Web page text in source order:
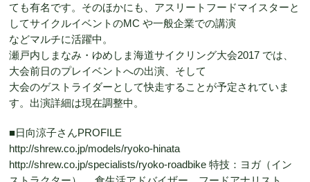
ても有名です。そのほかにも、アスリートフードマイスターと
してサイクルイベントのMC や一般企業での講演
などマルチに活躍中。
瀬戸内しまなみ・ゆめしま海道サイクリング大会2017 では、
大会前日のプレイベントへの出演、そして
大会のゲストライダーとして快走することが予定されていま
す。出演詳細は現在調整中。
■日向涼子さんPROFILE
http://shrew.co.jp/models/ryoko-hinata
http://shrew.co.jp/specialists/ryoko-roadbike 特技：ヨガ（イン